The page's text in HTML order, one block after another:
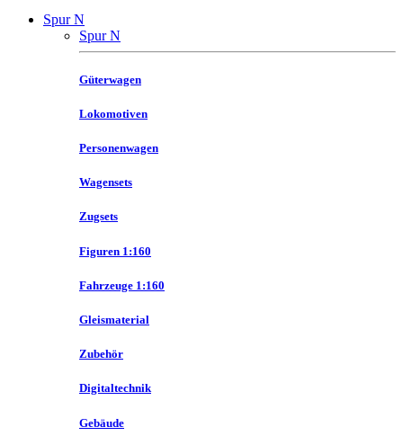
Spur N
Spur N
Güterwagen
Lokomotiven
Personenwagen
Wagensets
Zugsets
Figuren 1:160
Fahrzeuge 1:160
Gleismaterial
Zubehör
Digitaltechnik
Gebäude